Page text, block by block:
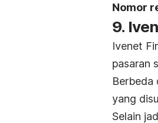
Nomor
9.
Ivenet
pasaran
Berbeda
yang
Selain